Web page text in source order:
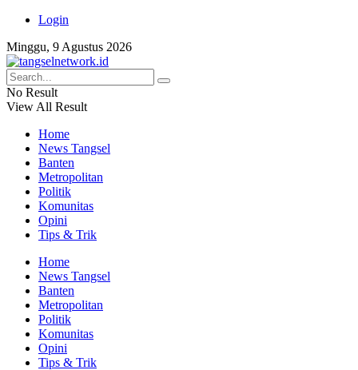
Login
Minggu, 9 Agustus 2026
No Result
View All Result
Home
News Tangsel
Banten
Metropolitan
Politik
Komunitas
Opini
Tips & Trik
Home
News Tangsel
Banten
Metropolitan
Politik
Komunitas
Opini
Tips & Trik